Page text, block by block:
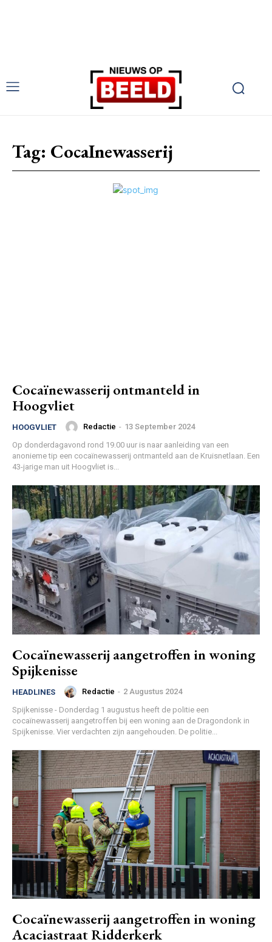
Tag: CocaInewasserij
Cocaïnewasserij ontmanteld in
Hoogvliet
HOOGVLIET Redactie - 13 September 2024
Op donderdagavond rond 19.00 uur is naar aanleiding van een
anonieme tip een cocaïnewasserij ontmanteld aan de Kruisnetlaan. Een
43-jarige man uit Hoogvliet is...
Cocaïnewasserij aangetroffen in woning
Spijkenisse
HEADLINES Redactie - 2 Augustus 2024
Spijkenisse - Donderdag 1 augustus heeft de politie een
cocaïnewasserij aangetroffen bij een woning aan de Dragondonk in
Spijkenisse. Vier verdachten zijn aangehouden. De politie...
Cocaïnewasserij aangetroffen in woning
Acaciastraat Ridderkerk